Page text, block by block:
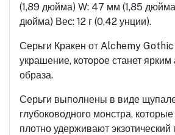
(1,89 дюйма) W: 47 мм (1,85
дюйма) Вес: 12 г (0,42 унции).
Серьги Кракен от Alchemy Gothic
украшение, которое станет
образа.
Серьги выполнены в виде
глубоководного монстра,
плотно удерживают